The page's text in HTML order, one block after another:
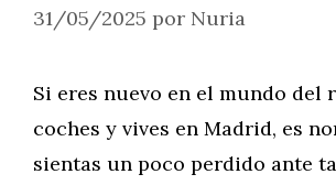
31/05/2025 por Nuria
Si eres nuevo en el mundo del
coches y vives en Madrid, es
sientas un poco perdido ante